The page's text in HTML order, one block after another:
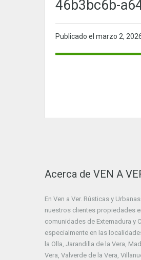
46b3bc6b-
Publicado el marzo 2,
Acerca de VEN A
En Ven a Ver. Rústicas y
nuestros clientes propiedades
comunidades de Extemadura y
especialmente en las
la Olla, Jarandilla de la Vera,
Vera, Valverde de la Vera,